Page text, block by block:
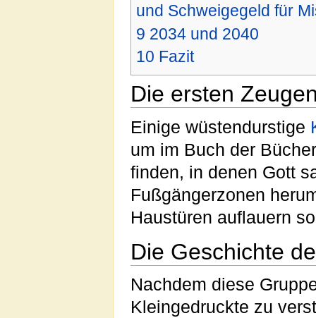
und Schweigegeld für
9 2034 und 2040
10 Fazit
Die ersten
Einige wüstendurstige
um im Buch der
finden, in denen Gott
Fußgängerzonen
Haustüren auflauern
Die Geschichte
Nachdem diese
Kleingedruckte zu